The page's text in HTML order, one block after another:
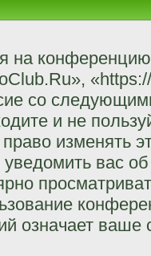
на
со
и не
право изменять
уведомить вас
означает ваше